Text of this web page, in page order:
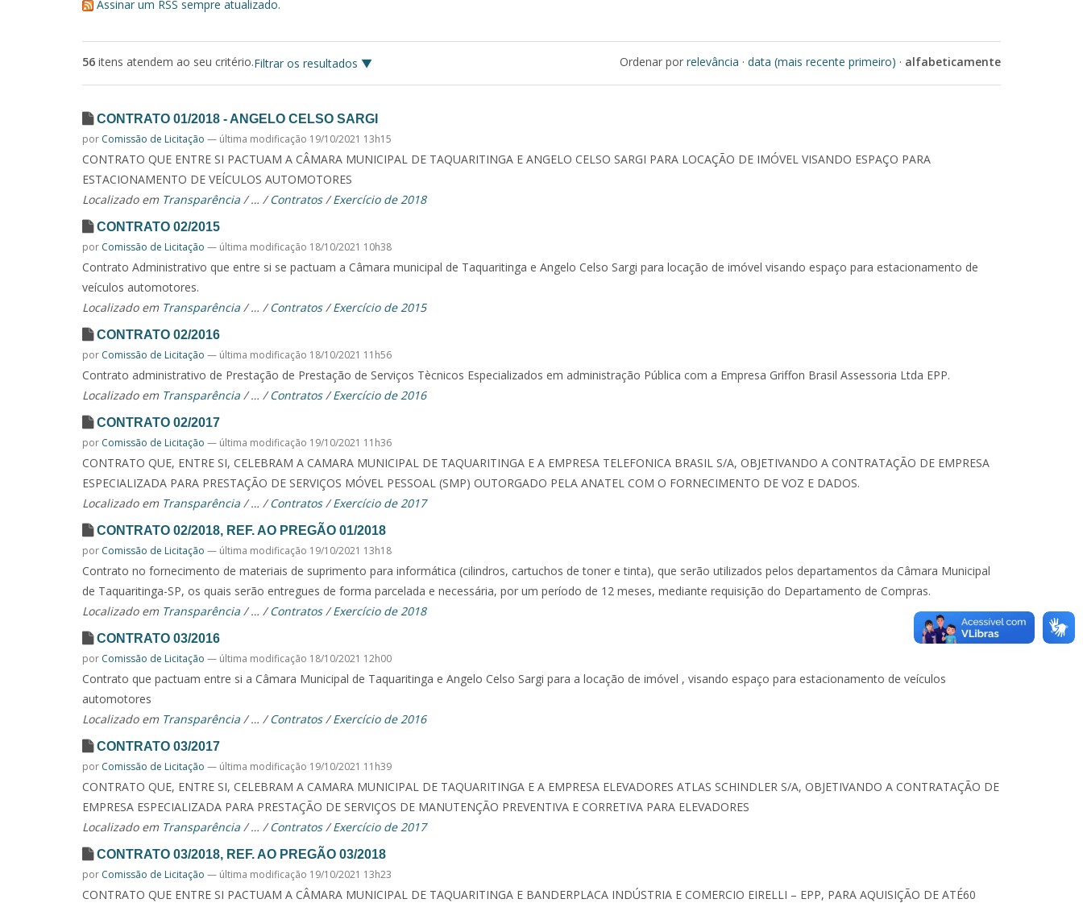
Assinar um RSS sempre atualizado.
56 itens atendem ao seu critério.Filtrar os resultados Ordenar por relevância · data (mais recente primeiro) · alfabeticamente
CONTRATO 01/2018 - ANGELO CELSO SARGI
por Comissão de Licitação — última modificação 19/10/2021 13h15
CONTRATO QUE ENTRE SI PACTUAM A CÂMARA MUNICIPAL DE TAQUARITINGA E ANGELO CELSO SARGI PARA LOCAÇÃO DE IMÓVEL VISANDO ESPAÇO PARA
ESTACIONAMENTO DE VEÍCULOS AUTOMOTORES
Localizado em Transparência /… /Contratos /Exercício de 2018
CONTRATO 02/2015
por Comissão de Licitação — última modificação 18/10/2021 10h38
Contrato Administrativo que entre si se pactuam a Câmara municipal de Taquaritinga e Angelo Celso Sargi para locação de imóvel visando espaço para estacionamento de
veículos automotores.
Localizado em Transparência /… /Contratos /Exercício de 2015
CONTRATO 02/2016
por Comissão de Licitação — última modificação 18/10/2021 11h56
Contrato administrativo de Prestação de Prestação de Serviços Tècnicos Especializados em administração Pública com a Empresa Griffon Brasil Assessoria Ltda EPP.
Localizado em Transparência /… /Contratos /Exercício de 2016
CONTRATO 02/2017
por Comissão de Licitação — última modificação 19/10/2021 11h36
CONTRATO QUE, ENTRE SI, CELEBRAM A CAMARA MUNICIPAL DE TAQUARITINGA E A EMPRESA TELEFONICA BRASIL S/A, OBJETIVANDO A CONTRATAÇÃO DE EMPRESA
ESPECIALIZADA PARA PRESTAÇÃO DE SERVIÇOS MÓVEL PESSOAL (SMP) OUTORGADO PELA ANATEL COM O FORNECIMENTO DE VOZ E DADOS.
Localizado em Transparência /… /Contratos /Exercício de 2017
CONTRATO 02/2018, REF. AO PREGÃO 01/2018
por Comissão de Licitação — última modificação 19/10/2021 13h18
Contrato no fornecimento de materiais de suprimento para informática (cilindros, cartuchos de toner e tinta), que serão utilizados pelos departamentos da Câmara Municipal
de Taquaritinga-SP, os quais serão entregues de forma parcelada e necessária, por um período de 12 meses, mediante requisição do Departamento de Compras.
Localizado em Transparência /… /Contratos /Exercício de 2018
CONTRATO 03/2016
por Comissão de Licitação — última modificação 18/10/2021 12h00
Contrato que pactuam entre si a Câmara Municipal de Taquaritinga e Angelo Celso Sargi para a locação de imóvel , visando espaço para estacionamento de veículos
automotores
Localizado em Transparência /… /Contratos /Exercício de 2016
CONTRATO 03/2017
por Comissão de Licitação — última modificação 19/10/2021 11h39
CONTRATO QUE, ENTRE SI, CELEBRAM A CAMARA MUNICIPAL DE TAQUARITINGA E A EMPRESA ELEVADORES ATLAS SCHINDLER S/A, OBJETIVANDO A CONTRATAÇÃO DE
EMPRESA ESPECIALIZADA PARA PRESTAÇÃO DE SERVIÇOS DE MANUTENÇÃO PREVENTIVA E CORRETIVA PARA ELEVADORES
Localizado em Transparência /… /Contratos /Exercício de 2017
CONTRATO 03/2018, REF. AO PREGÃO 03/2018
por Comissão de Licitação — última modificação 19/10/2021 13h23
CONTRATO QUE ENTRE SI PACTUAM A CÂMARA MUNICIPAL DE TAQUARITINGA E BANDERPLACA INDÚSTRIA E COMERCIO EIRELLI – EPP, PARA AQUISIÇÃO DE ATÉ60